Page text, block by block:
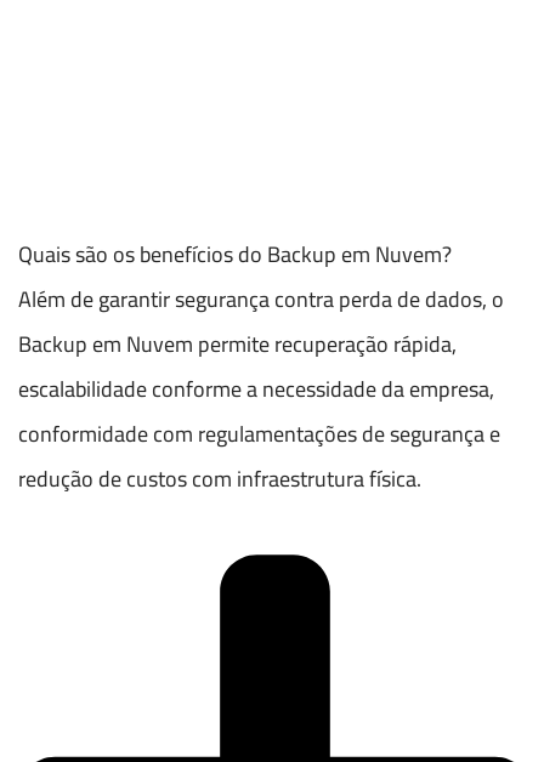
Quais são os benefícios do Backup em Nuvem?
Além de garantir segurança contra perda de dados, o
Backup em Nuvem permite recuperação rápida,
escalabilidade conforme a necessidade da empresa,
conformidade com regulamentações de segurança e
redução de custos com infraestrutura física.